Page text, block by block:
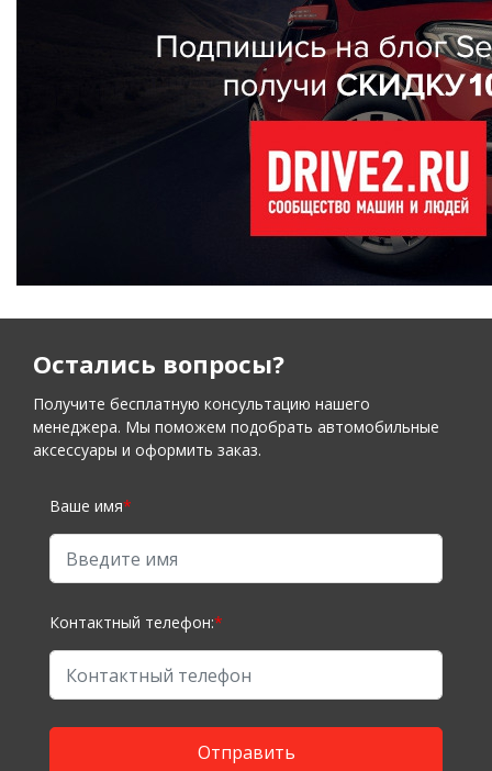
Остались вопросы?
Получите бесплатную консультацию нашего
менеджера. Мы поможем подобрать автомобильные
аксессуары и оформить заказ.
Ваше имя*
Контактный телефон:*